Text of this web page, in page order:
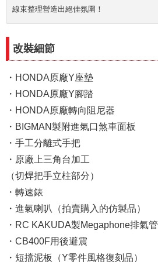
線束整理營造出絕佳氛圍！
改裝細節
・HONDA原廠Y座墊
・HONDA原廠Y腳踏
・HONDA原廠轉向阻尼器
・BIGMAN製附進氣口煞車面板
・手工分離式手把
・原廠上三角台加工
（切焊把手立柱部分）
・轉速錶
・進氣喇叭（拍賣購入的仿製品）
・RC KAKUDA製Megaphone排氣管
・CB400F用後避震
・短擋泥板（Y零件風格復刻品）